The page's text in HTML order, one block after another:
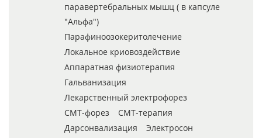
паравертебральных мышц ( в капсуле
"Альфа")
Парафиноозокеритолечение
Локальное криовоздействие
Аппаратная физиотерапия
Гальванизация
Лекарственный электрофорез
СМТ-форез
СМТ-терапия
Дарсонвализация
Электросон